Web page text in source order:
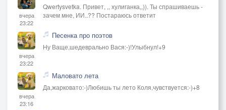
вчера
23:22
Qwertysvetka. Привет, ,, хулиганка,,)). Ты спрашиваешь -
зачем мне, ИИ..?? Постараюсь ответит
вчера
23:22
Песенка про поэтов
Ну Ваще,шедеврально Вася:-)!Улыбнул!+9
вчера
23:16
Маловато лета
Да,жарковато:-)Любишь ты лето Коля,чувствуется:-)+8